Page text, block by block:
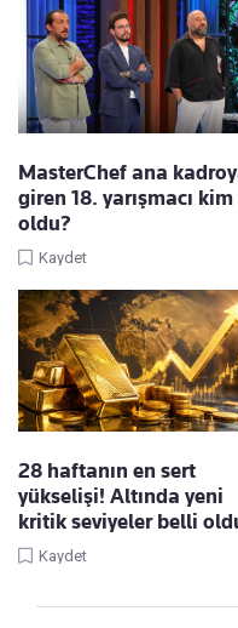
MasterChef ana
giren 18. yarışmacı kim
oldu?
Kaydet
28 haftanın en sert
yükselişi! Altında yeni
kritik seviyeler belli
Kaydet